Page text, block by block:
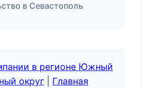
в Севастополь
в регионе Южный
округ
Главная